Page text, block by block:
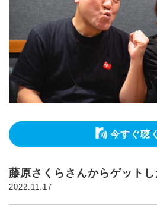
今すぐ聴
藤原さくらさんからゲットし
2022.11.17